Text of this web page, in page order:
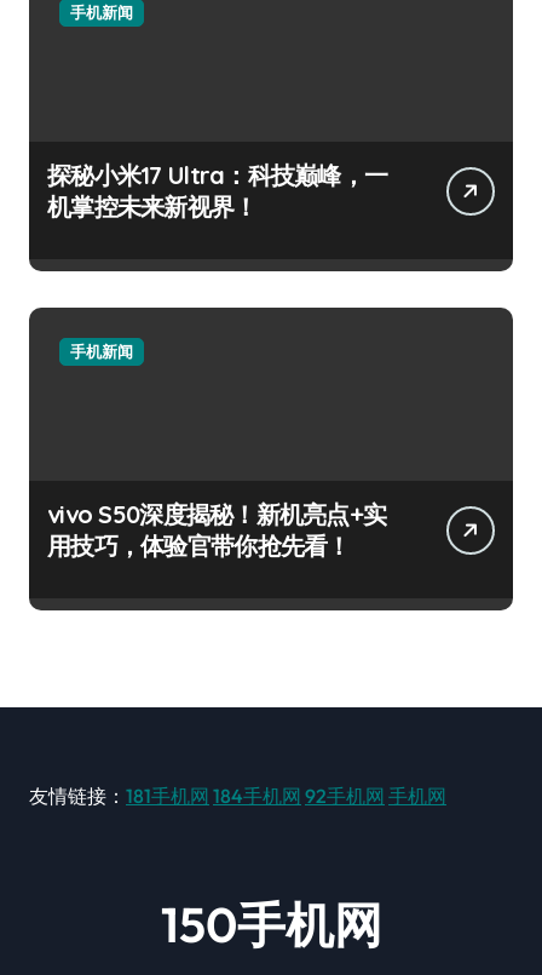
手机新闻
探秘小米17 Ultra：科技巅峰，一
机掌控未来新视界！
手机新闻
vivo S50深度揭秘！新机亮点+实
用技巧，体验官带你抢先看！
友情链接： 181手机网 184手机网 92手机网 手机网
150手机网